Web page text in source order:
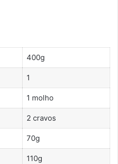
400g
1
1 molho
2 cravos
70g
110g